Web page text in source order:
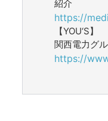
紹介
https://
【YOU‘S】
関西電力グ
https://